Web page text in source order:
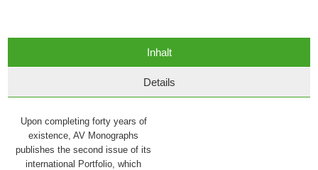
Inhalt
Details
Upon completing forty years of
existence, AV Monographs
publishes the second issue of its
international Portfolio, which